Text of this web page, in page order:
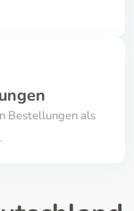
Bestellungen als